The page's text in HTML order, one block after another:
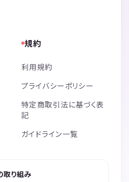
規約
利用規約
プライバシーポリシー
特定商取引法に基づく表
記
ガイドライン一覧
取り組み